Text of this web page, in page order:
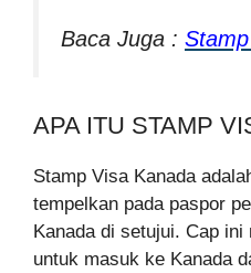
Baca Juga :
APA ITU STAMP
Stamp Visa Kanada
tempelkan pada paspor
Kanada di setujui. Cap
untuk masuk ke Kanada